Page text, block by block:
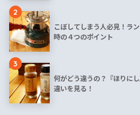
2
こぼしてしまう人必見！ラ
時の４つのポイント
3
何がどう違うの？『ほりに
違いを見る！